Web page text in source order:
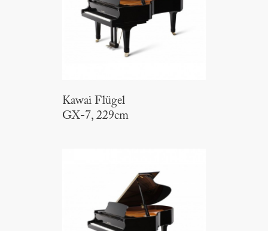
Kawai Flügel
GX-7, 229cm